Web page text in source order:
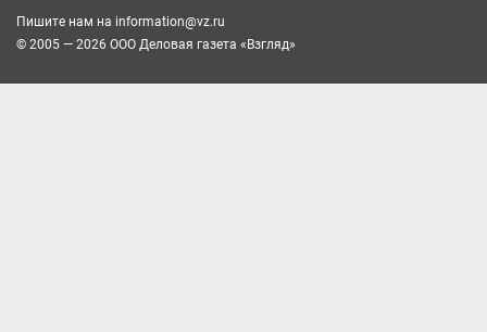
Пишите нам на information@vz.ru
© 2005 — 2026 ООО Деловая газета «Взгляд»